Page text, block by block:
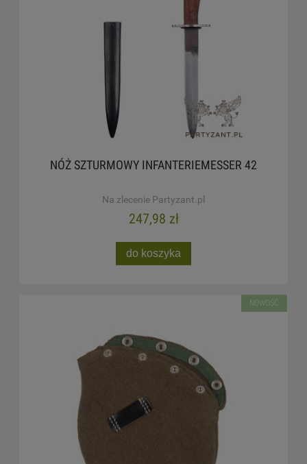
NÓŻ SZTURMOWY INFANTERIEMESSER 42
Na zlecenie Partyzant.pl
247,98 zł
do koszyka
NOWOŚĆ